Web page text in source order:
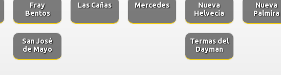
Fray
Bentos
Las Cañas Mercedes
Nueva
Helvecia
Nueva
Palmira
San José
de Mayo
Termas del
Dayman